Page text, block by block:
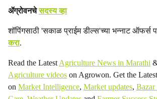
ॲग्रोवनचेसदस्य व्हा
शॉपिंगसाठी 'सकाळ प्राईम डील्स'च्या भन्नाट ऑफर्स
करा.
Read the Latest Agriculture News in Marathi
Agriculture videos on Agrowon. Get the
on Market Intelligence, Market updates, Bazar